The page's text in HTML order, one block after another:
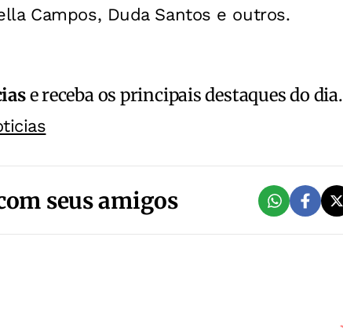
Campos, Duda Santos e outros.
e receba os principais destaques do dia.
seus amigos